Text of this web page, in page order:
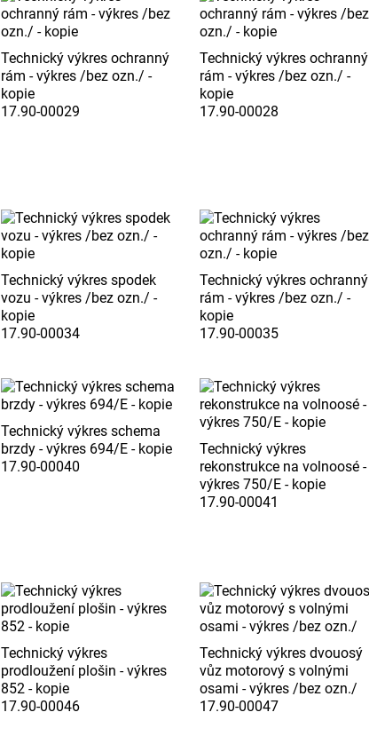
Technický výkres ochranný
rám - výkres /bez ozn./ -
kopie
17.90-00029
Technický výkres ochranný
rám - výkres /bez ozn./ -
kopie
17.90-00028
Technický výkres spodek
vozu - výkres /bez ozn./ -
kopie
17.90-00034
Technický výkres ochranný
rám - výkres /bez ozn./ -
kopie
17.90-00035
Technický výkres schema
brzdy - výkres 694/E - kopie
17.90-00040
Technický výkres
rekonstrukce na volnoosé -
výkres 750/E - kopie
17.90-00041
Technický výkres
prodloužení plošin - výkres
852 - kopie
17.90-00046
Technický výkres dvouosý
vůz motorový s volnými
osami - výkres /bez ozn./
17.90-00047